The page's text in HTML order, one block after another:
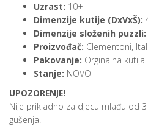
Uzrast: 10+
Dimenzije kutije (DxVxŠ):
Dimenzije složenih puzzli:
Proizvođač: Clementoni,
Pakovanje: Orginalna kutija
Stanje: NOVO
UPOZORENJE!
Nije prikladno za djecu mlađu od
gušenja.